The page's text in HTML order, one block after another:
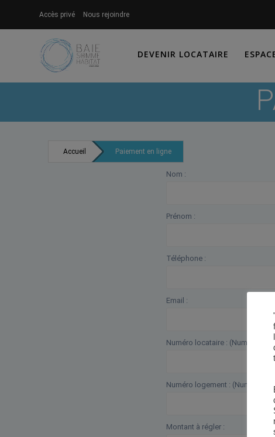
Accès privé Nous rejoindre
DEVENIR LOCATAIRE
Accueil Paiement en ligne
Nom :
Prénom :
Téléphone :
Email :
Numéro locataire : (Numéro à 8
Numéro logement : (Numéro à
Montant à régler :